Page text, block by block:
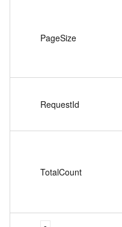
PageSize
RequestId
TotalCount